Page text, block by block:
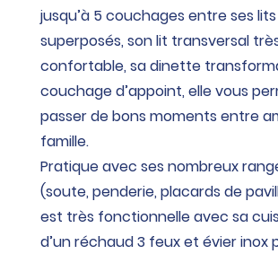
jusqu’à 5 couchages entre ses lits
superposés, son lit transversal
confortable, sa dinette
couchage d’appoint, elle vous
passer de bons moments entre
famille.
Pratique avec ses nombreux
(soute, penderie, placards de
est très fonctionnelle avec sa
d’un réchaud 3 feux et évier inox